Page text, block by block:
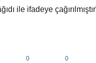
ile ifadeye